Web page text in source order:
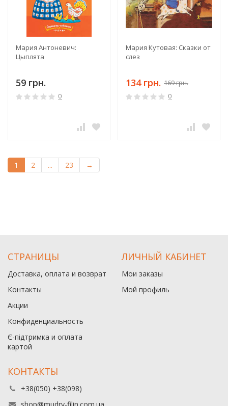
Мария Антоневич:
Цыплята
59 грн.
0
Мария Кутовая: Сказки от
слез
134 грн. 169 грн.
0
1 2 ... 23 →
СТРАНИЦЫ
Доставка, оплата и возврат
Контакты
Акции
Конфиденциальность
Є-підтримка и оплата
картой
ЛИЧНЫЙ КАБИНЕТ
Мои заказы
Мой профиль
КОНТАКТЫ
+38(050) +38(098)